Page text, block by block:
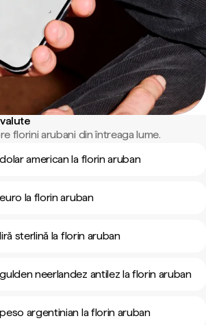
florini arubani din întreaga lume.
american la florin aruban
la florin aruban
sterlină la florin aruban
neerlandez antilez la florin aruban
argentinian la florin aruban